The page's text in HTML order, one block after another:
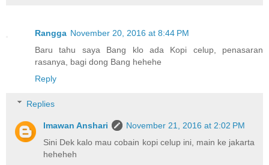
Rangga November 20, 2016 at 8:44 PM
Baru tahu saya Bang klo ada Kopi celup, penasaran
rasanya, bagi dong Bang hehehe
Reply
Replies
Imawan Anshari
November 21, 2016 at 2:02 PM
Sini Dek kalo mau cobain kopi celup ini, main ke jakarta
heheheh